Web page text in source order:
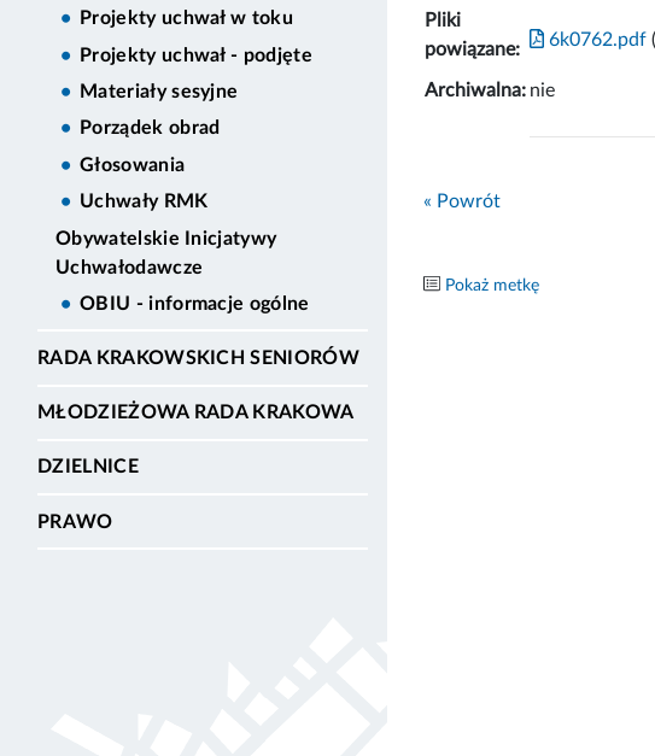
Projekty uchwał w toku
Projekty uchwał - podjęte
Materiały sesyjne
Porządek obrad
Głosowania
Uchwały RMK
Obywatelskie Inicjatywy
Uchwałodawcze
OBIU - informacje ogólne
RADA KRAKOWSKICH SENIORÓW
MŁODZIEŻOWA RADA KRAKOWA
DZIELNICE
PRAWO
Pliki
powiązane:
6k0762.pdf
Archiwalna: nie
« Powrót
Pokaż metkę